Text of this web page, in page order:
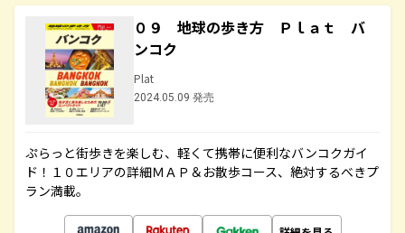
０９ 地球の歩き方 Ｐｌａｔ バ
ンコク
Plat
2024.05.09 発売
ぷらっと街歩きを楽しむ、軽くて携帯に便利なバンコクガイ
ド！１０エリアの詳細ＭＡＰ＆お散歩コース、絶対するべきプ
ラン満載。